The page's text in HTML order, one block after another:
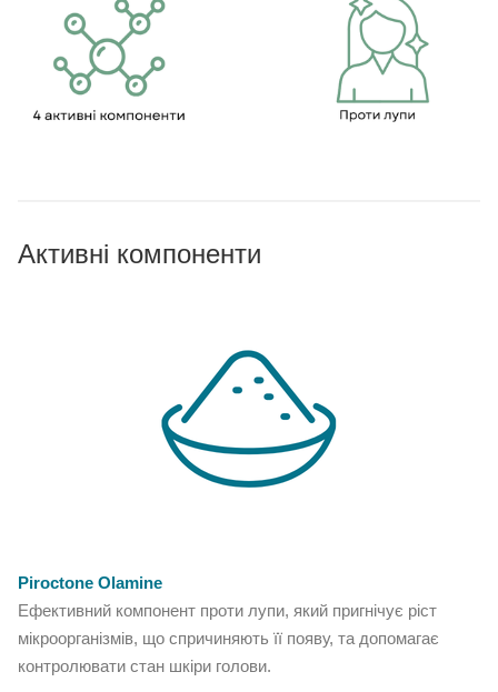
Активні компоненти
Piroctone Olamine
Ефективний компонент проти лупи, який пригнічує ріст
мікроорганізмів, що спричиняють її появу, та допомагає
контролювати стан шкіри голови.